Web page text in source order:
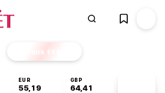
Finans EKSTRA
EUR
55,19
GBP
64,41